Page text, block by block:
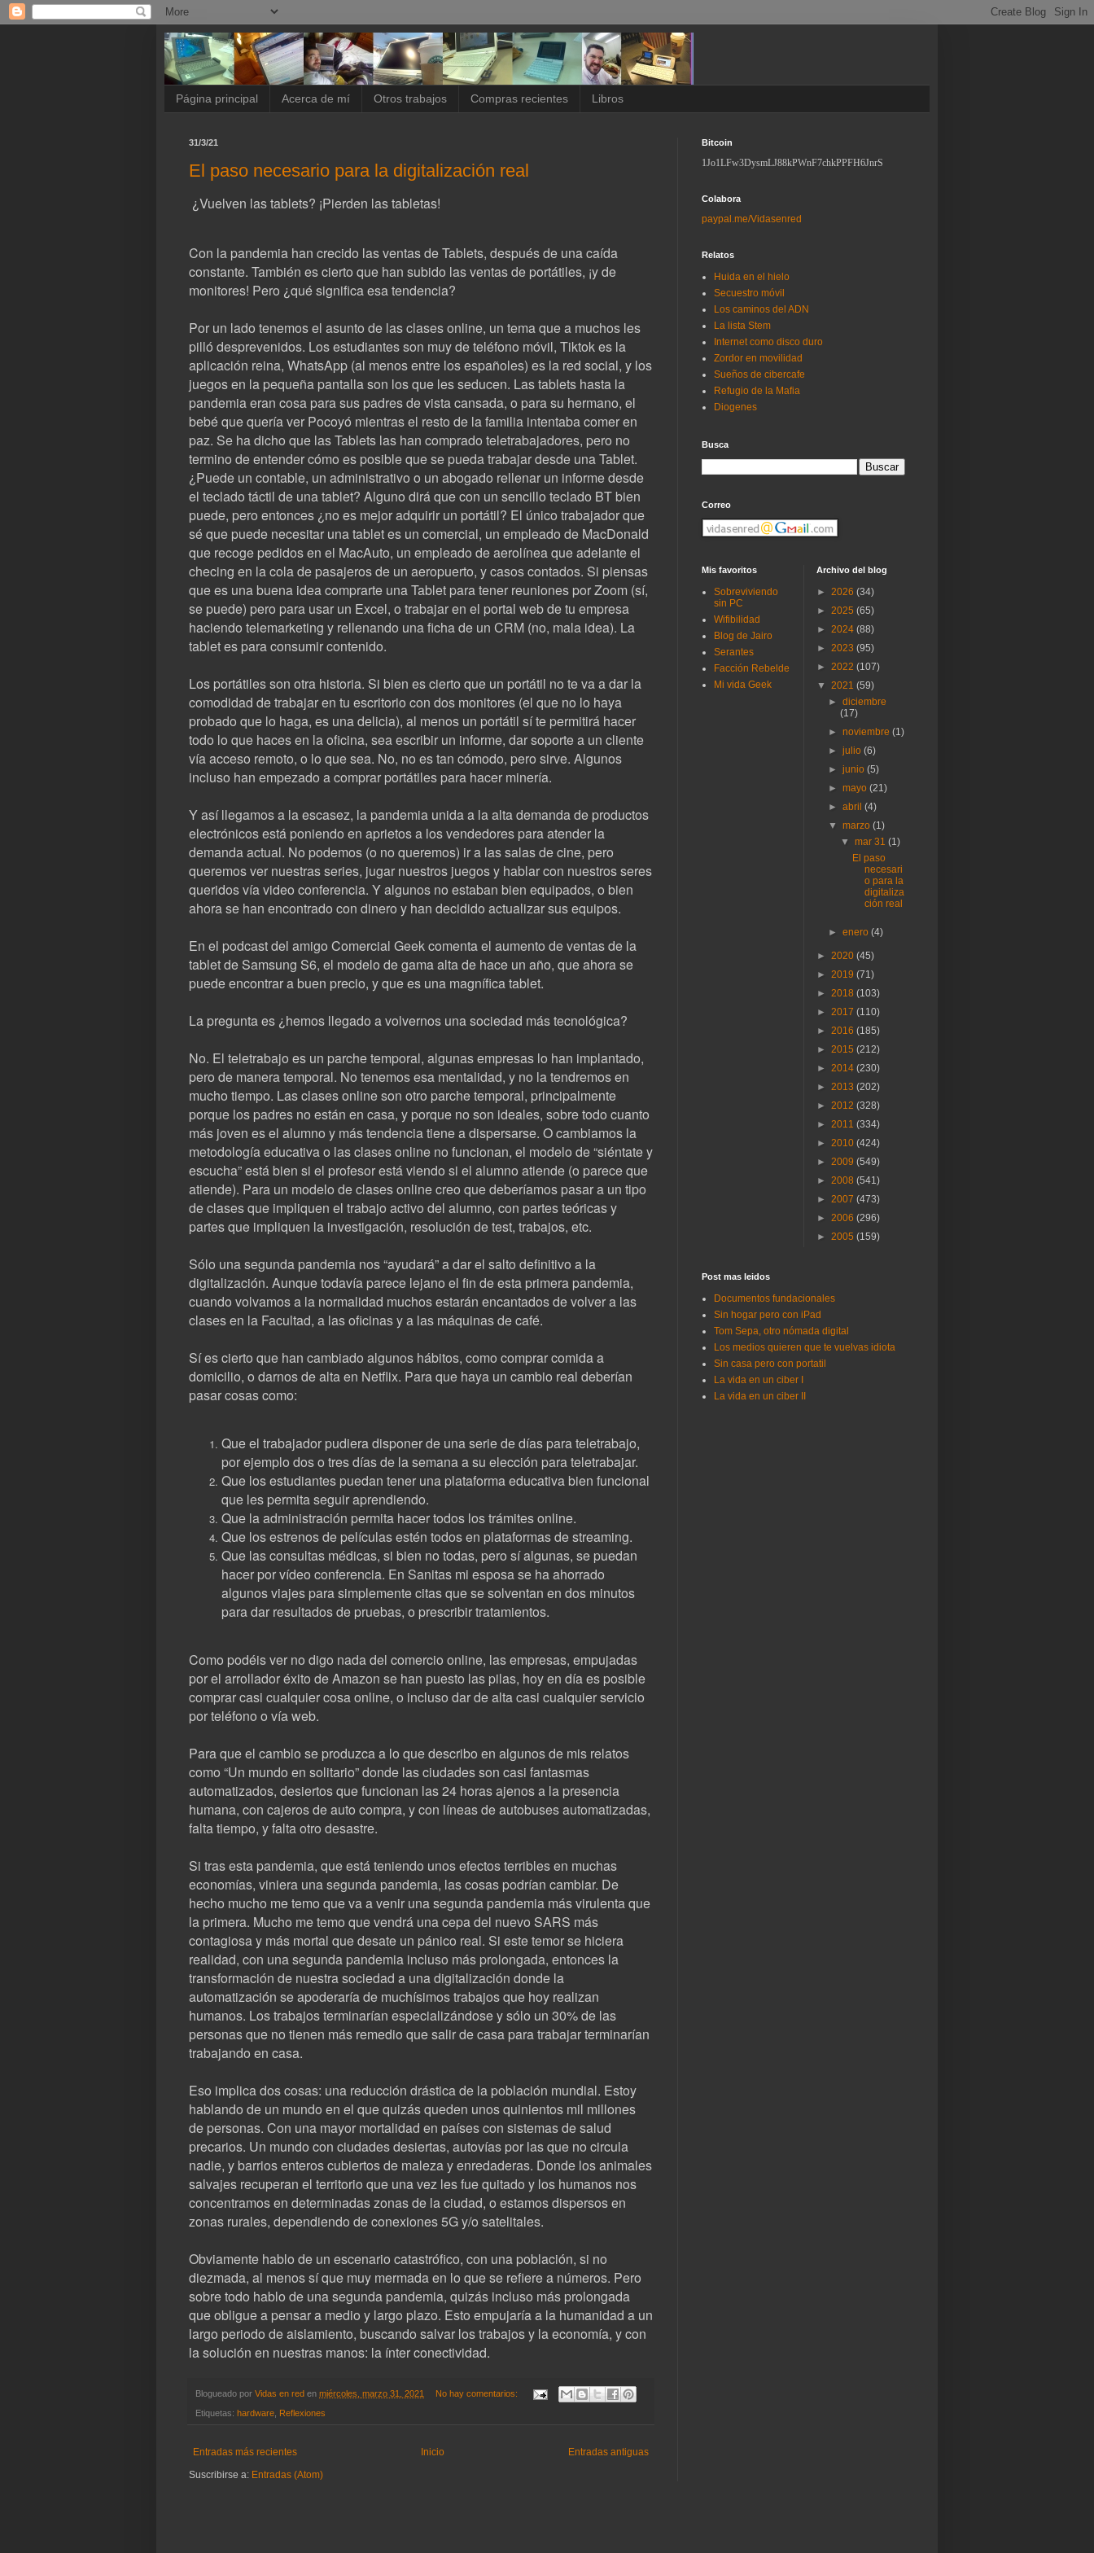
Página principal Acerca de mí Otros trabajos Compras recientes Libros
31/3/21
El paso necesario para la digitalización real
¿Vuelven las tablets? ¡Pierden las tabletas!
Con la pandemia han crecido las ventas de Tablets, después de una caída
constante. También es cierto que han subido las ventas de portátiles, ¡y de
monitores! Pero ¿qué significa esa tendencia?
Por un lado tenemos el asunto de las clases online, un tema que a muchos les
pilló desprevenidos. Los estudiantes son muy de teléfono móvil, Tiktok es la
aplicación reina, WhatsApp (al menos entre los españoles) es la red social, y los
juegos en la pequeña pantalla son los que les seducen. Las tablets hasta la
pandemia eran cosa para sus padres de vista cansada, o para su hermano, el
bebé que quería ver Pocoyó mientras el resto de la familia intentaba comer en
paz. Se ha dicho que las Tablets las han comprado teletrabajadores, pero no
termino de entender cómo es posible que se pueda trabajar desde una Tablet.
¿Puede un contable, un administrativo o un abogado rellenar un informe desde
el teclado táctil de una tablet? Alguno dirá que con un sencillo teclado BT bien
puede, pero entonces ¿no es mejor adquirir un portátil? El único trabajador que
sé que puede necesitar una tablet es un comercial, un empleado de MacDonald
que recoge pedidos en el MacAuto, un empleado de aerolínea que adelante el
checing en la cola de pasajeros de un aeropuerto, y casos contados. Si piensas
que es una buena idea comprarte una Tablet para tener reuniones por Zoom (sí,
se puede) pero para usar un Excel, o trabajar en el portal web de tu empresa
haciendo telemarketing y rellenando una ficha de un CRM (no, mala idea). La
tablet es para consumir contenido.
Los portátiles son otra historia. Si bien es cierto que un portátil no te va a dar la
comodidad de trabajar en tu escritorio con dos monitores (el que no lo haya
probado que lo haga, es una delicia), al menos un portátil sí te permitirá hacer
todo lo que haces en la oficina, sea escribir un informe, dar soporte a un cliente
vía acceso remoto, o lo que sea. No, no es tan cómodo, pero sirve. Algunos
incluso han empezado a comprar portátiles para hacer minería.
Y así llegamos a la escasez, la pandemia unida a la alta demanda de productos
electrónicos está poniendo en aprietos a los vendedores para atender la
demanda actual. No podemos (o no queremos) ir a las salas de cine, pero
queremos ver nuestras series, jugar nuestros juegos y hablar con nuestros seres
queridos vía video conferencia. Y algunos no estaban bien equipados, o bien
ahora se han encontrado con dinero y han decidido actualizar sus equipos.
En el podcast del amigo Comercial Geek comenta el aumento de ventas de la
tablet de Samsung S6, el modelo de gama alta de hace un año, que ahora se
puede encontrar a buen precio, y que es una magnífica tablet.
La pregunta es ¿hemos llegado a volvernos una sociedad más tecnológica?
No. El teletrabajo es un parche temporal, algunas empresas lo han implantado,
pero de manera temporal. No tenemos esa mentalidad, y no la tendremos en
mucho tiempo. Las clases online son otro parche temporal, principalmente
porque los padres no están en casa, y porque no son ideales, sobre todo cuanto
más joven es el alumno y más tendencia tiene a dispersarse. O cambiamos la
metodología educativa o las clases online no funcionan, el modelo de “siéntate y
escucha” está bien si el profesor está viendo si el alumno atiende (o parece que
atiende). Para un modelo de clases online creo que deberíamos pasar a un tipo
de clases que impliquen el trabajo activo del alumno, con partes teóricas y
partes que impliquen la investigación, resolución de test, trabajos, etc.
Sólo una segunda pandemia nos “ayudará” a dar el salto definitivo a la
digitalización. Aunque todavía parece lejano el fin de esta primera pandemia,
cuando volvamos a la normalidad muchos estarán encantados de volver a las
clases en la Facultad, a las oficinas y a las máquinas de café.
Sí es cierto que han cambiado algunos hábitos, como comprar comida a
domicilio, o darnos de alta en Netflix. Para que haya un cambio real deberían
pasar cosas como:
Que el trabajador pudiera disponer de una serie de días para teletrabajo,
por ejemplo dos o tres días de la semana a su elección para teletrabajar.
Que los estudiantes puedan tener una plataforma educativa bien funcional
que les permita seguir aprendiendo.
Que la administración permita hacer todos los trámites online.
Que los estrenos de películas estén todos en plataformas de streaming.
Que las consultas médicas, si bien no todas, pero sí algunas, se puedan
hacer por vídeo conferencia. En Sanitas mi esposa se ha ahorrado
algunos viajes para simplemente citas que se solventan en dos minutos
para dar resultados de pruebas, o prescribir tratamientos.
Como podéis ver no digo nada del comercio online, las empresas, empujadas
por el arrollador éxito de Amazon se han puesto las pilas, hoy en día es posible
comprar casi cualquier cosa online, o incluso dar de alta casi cualquier servicio
por teléfono o vía web.
Para que el cambio se produzca a lo que describo en algunos de mis relatos
como “Un mundo en solitario” donde las ciudades son casi fantasmas
automatizados, desiertos que funcionan las 24 horas ajenos a la presencia
humana, con cajeros de auto compra, y con líneas de autobuses automatizadas,
falta tiempo, y falta otro desastre.
Si tras esta pandemia, que está teniendo unos efectos terribles en muchas
economías, viniera una segunda pandemia, las cosas podrían cambiar. De
hecho mucho me temo que va a venir una segunda pandemia más virulenta que
la primera. Mucho me temo que vendrá una cepa del nuevo SARS más
contagiosa y más mortal que desate un pánico real. Si este temor se hiciera
realidad, con una segunda pandemia incluso más prolongada, entonces la
transformación de nuestra sociedad a una digitalización donde la
automatización se apoderaría de muchísimos trabajos que hoy realizan
humanos. Los trabajos terminarían especializándose y sólo un 30% de las
personas que no tienen más remedio que salir de casa para trabajar terminarían
trabajando en casa.
Eso implica dos cosas: una reducción drástica de la población mundial. Estoy
hablando de un mundo en el que quizás queden unos quinientos mil millones
de personas. Con una mayor mortalidad en países con sistemas de salud
precarios. Un mundo con ciudades desiertas, autovías por las que no circula
nadie, y barrios enteros cubiertos de maleza y enredaderas. Donde los animales
salvajes recuperan el territorio que una vez les fue quitado y los humanos nos
concentramos en determinadas zonas de la ciudad, o estamos dispersos en
zonas rurales, dependiendo de conexiones 5G y/o satelitales.
Obviamente hablo de un escenario catastrófico, con una población, si no
diezmada, al menos sí que muy mermada en lo que se refiere a números. Pero
sobre todo hablo de una segunda pandemia, quizás incluso más prolongada
que obligue a pensar a medio y largo plazo. Esto empujaría a la humanidad a un
largo periodo de aislamiento, buscando salvar los trabajos y la economía, y con
la solución en nuestras manos: la ínter conectividad.
Blogueado por Vidas en red en miércoles, marzo 31, 2021 No hay comentarios:
Etiquetas: hardware, Reflexiones
Entradas más recientes Entradas antiguas
Inicio
Suscribirse a: Entradas (Atom)
Bitcoin
1Jo1LFw3DysmLJ88kPWnF7chkPPFH6JnrS
Colabora
paypal.me/Vidasenred
Relatos
Huida en el hielo
Secuestro móvil
Los caminos del ADN
La lista Stem
Internet como disco duro
Zordor en movilidad
Sueños de cibercafe
Refugio de la Mafia
Diogenes
Busca
Correo
Mis favoritos
Sobreviviendo
sin PC
Wifibilidad
Blog de Jairo
Serantes
Facción Rebelde
Mi vida Geek
Archivo del blog
► 2026 (34)
► 2025 (65)
► 2024 (88)
► 2023 (95)
► 2022 (107)
▼ 2021 (59)
►diciembre
(17)
►noviembre(1)
►julio(6)
►junio(5)
►mayo(21)
►abril(4)
▼marzo(1)
▼ mar 31 (1)
El paso
necesari
o para la
digitaliza
ción real
►enero(4)
► 2020 (45)
► 2019 (71)
► 2018 (103)
► 2017 (110)
► 2016 (185)
► 2015 (212)
► 2014 (230)
► 2013 (202)
► 2012 (328)
► 2011 (334)
► 2010 (424)
► 2009 (549)
► 2008 (541)
► 2007 (473)
► 2006 (296)
► 2005 (159)
Post mas lei­dos
Documentos fundacionales
Sin hogar pero con iPad
Tom Sepa, otro nómada digital
Los medios quieren que te vuelvas idiota
Sin casa pero con portatil
La vida en un ciber I
La vida en un ciber II